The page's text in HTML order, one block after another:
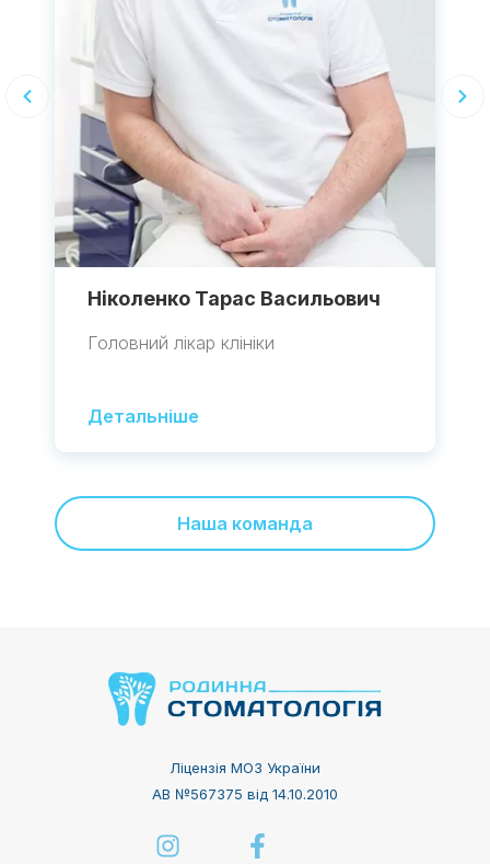
Ніколенко Тарас Васильович
Головний лікар клініки
Детальніше
Наша команда
Ліцензія МОЗ України
АВ №567375 від 14.10.2010